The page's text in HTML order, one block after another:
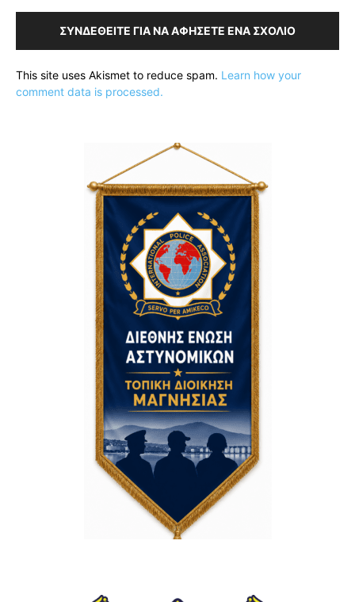
ΣΥΝΔΕΘΕΊΤΕ ΓΙΑ ΝΑ ΑΦΉΣΕΤΕ ΈΝΑ ΣΧΌΛΙΟ
This site uses Akismet to reduce spam. Learn how your
comment data is processed.